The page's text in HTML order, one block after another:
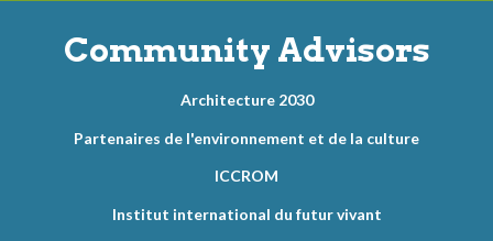
Community Advisors
Architecture 2030
Partenaires de l'environnement et de la culture
ICCROM
Institut international du futur vivant